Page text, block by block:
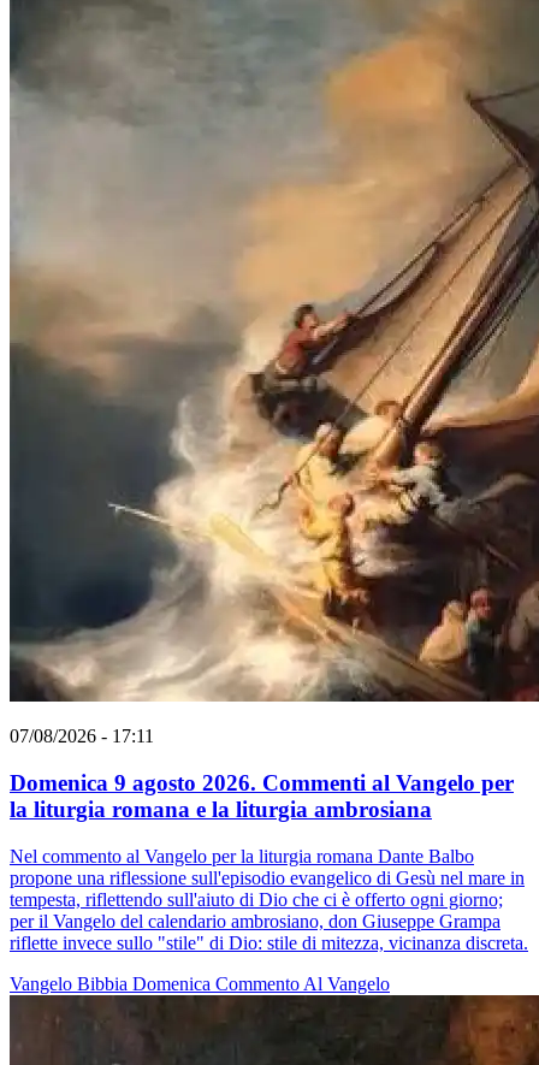
07/08/2026 - 17:11
Domenica 9 agosto 2026. Commenti al Vangelo per
la liturgia romana e la liturgia ambrosiana
Nel commento al Vangelo per la liturgia romana Dante Balbo
propone una riflessione sull'episodio evangelico di Gesù nel mare in
tempesta, riflettendo sull'aiuto di Dio che ci è offerto ogni giorno;
per il Vangelo del calendario ambrosiano, don Giuseppe Grampa
riflette invece sullo "stile" di Dio: stile di mitezza, vicinanza discreta.
Vangelo Bibbia Domenica Commento Al Vangelo